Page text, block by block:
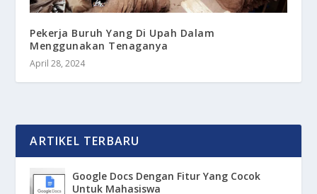
Pekerja Buruh Yang Di Upah Dalam
Menggunakan Tenaganya
April 28, 2024
ARTIKEL TERBARU
Google Docs Dengan Fitur Yang Cocok
Untuk Mahasiswa